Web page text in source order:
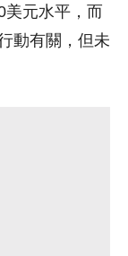
美元水平，而
動有關，但未